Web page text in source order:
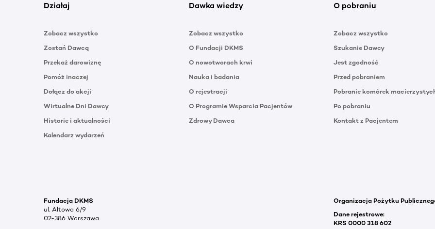
Działaj
Zobacz wszystko
Zostań Dawcą
Przekaż darowiznę
Pomóż inaczej
Dołącz do akcji
Wirtualne Dni Dawcy
Historie i aktualności
Kalendarz wydarzeń
Dawka wiedzy
Zobacz wszystko
O Fundacji DKMS
O nowotworach krwi
Nauka i badania
O rejestracji
O Programie Wsparcia Pacjentów
Zdrowy Dawca
O pobraniu
Zobacz wszystko
Szukanie Dawcy
Jest zgodność
Przed pobraniem
Pobranie komórek
Po pobraniu
Kontakt z Pacjentem
Fundacja DKMS
ul. Altowa 6/9
02-386 Warszawa
Organizacja Pożytku
Dane rejestrowe:
KRS 0000 318 602